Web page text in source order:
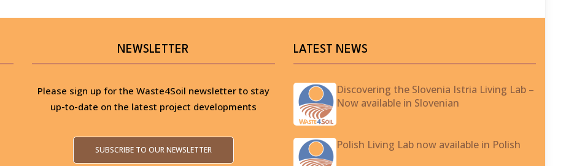
NEWSLETTER
Please sign up for the Waste4Soil newsletter to stay
up-to-date on the latest project developments
SUBSCRIBE TO OUR NEWSLETTER
LATEST NEWS
Discovering the Slovenia Istria Living Lab –
Now available in Slovenian
Polish Living Lab now available in Polish